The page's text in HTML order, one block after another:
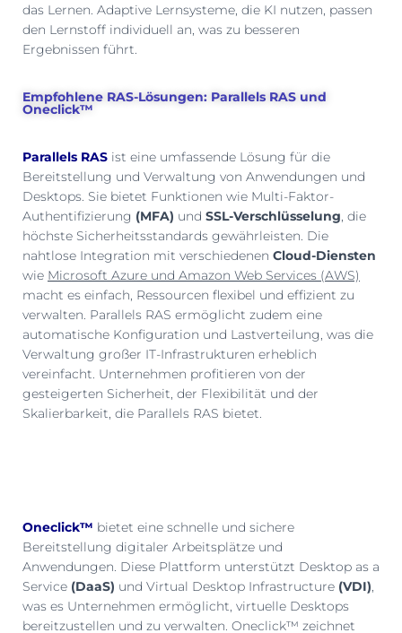
das Lernen. Adaptive Lernsysteme, die KI nutzen, passen
den Lernstoff individuell an, was zu besseren
Ergebnissen führt.
Empfohlene RAS-Lösungen: Parallels RAS und
Oneclick™
Parallels RAS ist eine umfassende Lösung für die
Bereitstellung und Verwaltung von Anwendungen und
Desktops. Sie bietet Funktionen wie Multi-Faktor-
Authentifizierung (MFA) und SSL-Verschlüsselung, die
höchste Sicherheitsstandards gewährleisten. Die
nahtlose Integration mit verschiedenen Cloud-Diensten
wie Microsoft Azure und Amazon Web Services (AWS)
macht es einfach, Ressourcen flexibel und effizient zu
verwalten. Parallels RAS ermöglicht zudem eine
automatische Konfiguration und Lastverteilung, was die
Verwaltung großer IT-Infrastrukturen erheblich
vereinfacht. Unternehmen profitieren von der
gesteigerten Sicherheit, der Flexibilität und der
Skalierbarkeit, die Parallels RAS bietet.
Oneclick™ bietet eine schnelle und sichere
Bereitstellung digitaler Arbeitsplätze und
Anwendungen. Diese Plattform unterstützt Desktop as a
Service (DaaS) und Virtual Desktop Infrastructure (VDI),
was es Unternehmen ermöglicht, virtuelle Desktops
bereitzustellen und zu verwalten. Oneclick™ zeichnet